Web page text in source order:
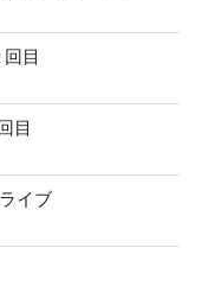
目
目
イブ